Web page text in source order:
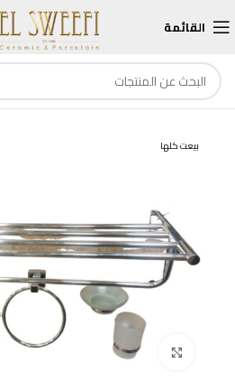
القائمة
بيعت كلها
اضغط للتكبير